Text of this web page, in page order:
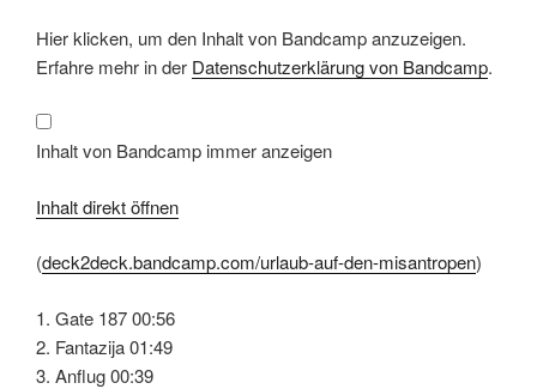
Inhalt
von
Bandcamp
anzeigen
Hier klicken, um den Inhalt von Bandcamp anzuzeigen.
Erfahre mehr in der Datenschutzerklärung von Bandcamp.
Inhalt von Bandcamp immer anzeigen
Inhalt direkt öffnen
(deck2deck.bandcamp.com/urlaub-auf-den-misantropen)
1. Gate 187 00:56
2. Fantazija 01:49
3. Anflug 00:39